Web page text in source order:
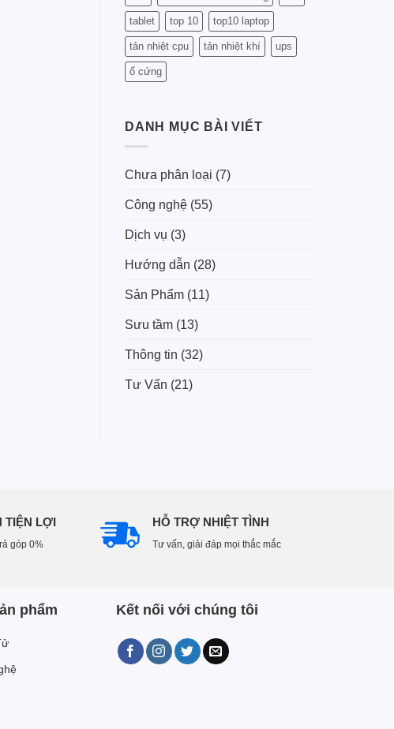
tablet top 10 top10 laptop
tản nhiệt cpu tản nhiệt khí ups
ổ cứng
DANH MỤC BÀI VIẾT
Chưa phân loại (7)
Công nghệ (55)
Dịch vụ (3)
Hướng dẫn (28)
Sản Phẩm (11)
Sưu tầm (13)
Thông tin (32)
Tư Vấn (21)
TIỆN LỢI
góp 0%
HỖ TRỢ NHIỆT TÌNH
Tư vấn, giải đáp mọi thắc mắc
phẩm Kết nối với chúng tôi